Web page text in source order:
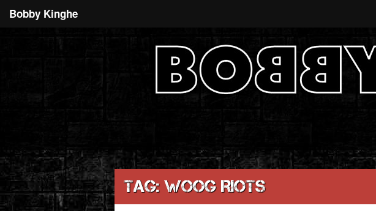
Bobby Kinghe
Tag: Woog Riots